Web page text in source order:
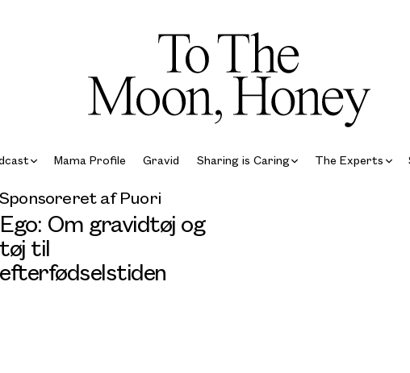
Mama Profile Gravid Sharing is Caring The Experts
Sponsoreret af Puori
Ego: Om gravidtøj og
tøj til
efterfødselstiden